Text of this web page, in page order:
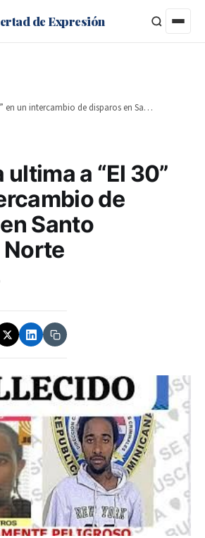
de Expresión
La Policía ultima a “El 30” en un intercambio de disparos en Santo Domingo Norte
ultima a “El 30”
de
Santo